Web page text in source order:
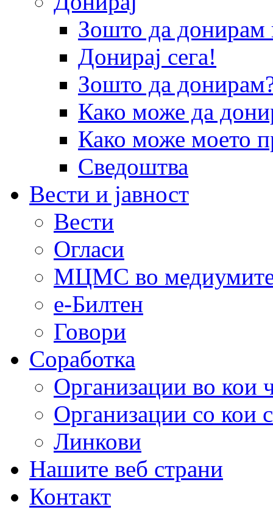
Зошто да
Донирај сега!
Зошто да
Како може да
Како може моето
Сведоштва
Вести и јавност
Вести
Огласи
МЦМС во
е-Билтен
Говори
Соработка
Организации во кои
Организации со кои
Линкови
Нашите веб страни
Контакт